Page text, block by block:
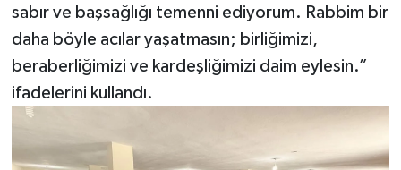
sabır ve başsağlığı temenni ediyorum. Rabbim bir
daha böyle acılar yaşatmasın; birliğimizi,
beraberliğimizi ve kardeşliğimizi daim eylesin.”
ifadelerini kullandı.